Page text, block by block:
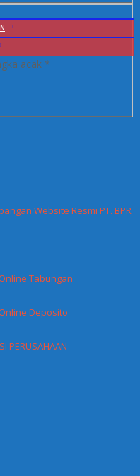
acak *
Website Resmi PT. BPR
Tabungan
Deposito
PERUSAHAAN